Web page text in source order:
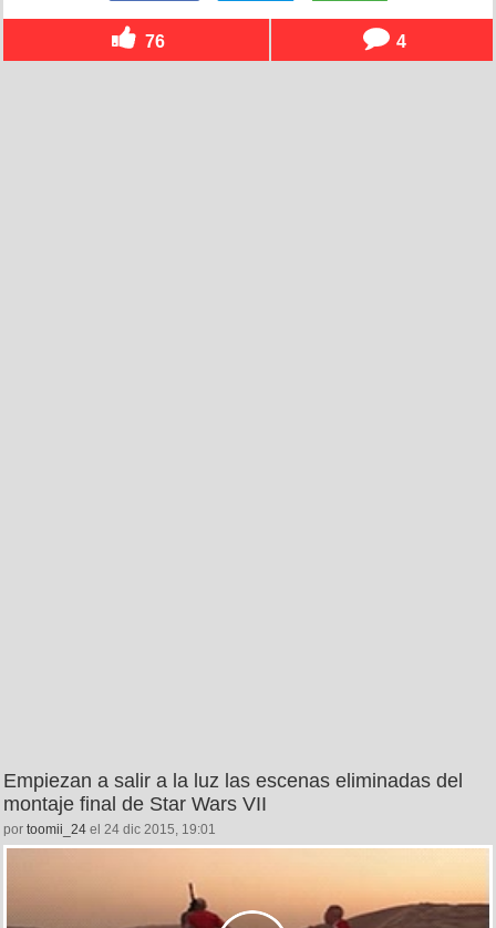
76 4
Empiezan a salir a la luz las escenas eliminadas del
montaje final de Star Wars VII
por toomii_24 el 24 dic 2015, 19:01